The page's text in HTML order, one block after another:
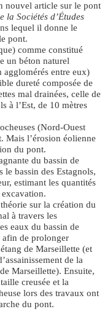
nouvel article sur le pont
la Sociétés d’Études
lequel il donne le
pont.
comme constitué
un béton naturel
agglomérés entre eux)
dureté composée de
mal drainées, celle de
à l’Est, de 10 mètres
(Nord-Ouest
Mais l’érosion éolienne
du pont.
du bassin de
le bassin des Estagnols,
estimant les quantités
sur la création du
à travers les
eaux du bassin de
afin de prolonger
de Marseillette (et
de la
Marseillette). Ensuite,
creusée et la
lors des travaux ont
du pont.